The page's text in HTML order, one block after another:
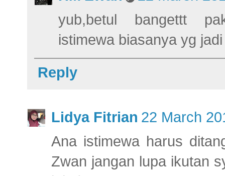
yub,betul bangettt
istimewa biasanya yg
Reply
Lidya Fitrian 22 March
Ana istimewa harus
Zwan jangan lupa ikutan